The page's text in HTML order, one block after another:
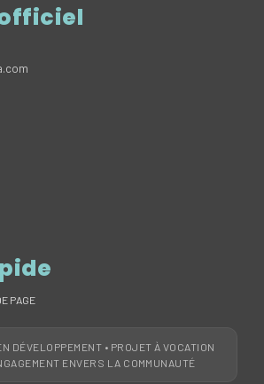
PAGE
DÉVELOPPEMENT • PROJET À VOCATION
ENVERS LA COMMUNAUTÉ